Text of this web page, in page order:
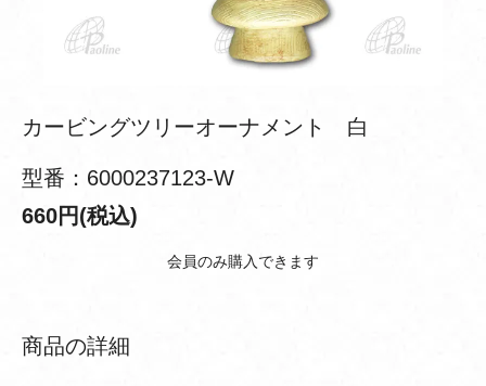
カービングツリーオーナメント 白
型番：6000237123-W
660円(税込)
会員のみ購入できます
商品の詳細